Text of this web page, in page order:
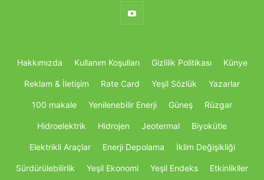
Hakkımızda Kullanım Koşulları Gizlilik Politikası Künye
Reklam & İletişim Rate Card Yeşil Sözlük Yazarlar
100 makale Yenilenebilir Enerji Güneş Rüzgar
Hidroelektrik Hidrojen Jeotermal Biyokütle
Elektrikli Araçlar Enerji Depolama İklim Değişikliği
Sürdürülebilirlik Yeşil Ekonomi Yeşil Endeks Etkinlikller